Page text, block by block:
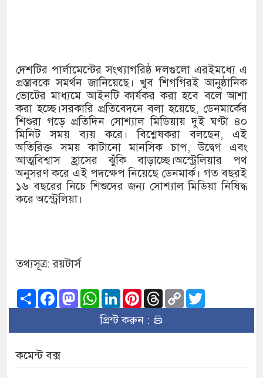
হামের উপসর্গে আরও ৬ প্রাণহানি,
অবশেষে পদত্যাগ করলেন ভারতের
জামায়াত ফেরেশতাদের দল নয়,
দেশটির পার্লামেন্টের সংখ্যাগরিষ্ঠ দলগুলো এরইমধ্যে এ
প্রস্তাবকে সমর্থন জানিয়েছে। খুব শিগগিরই আনুষ্ঠানিক
ভোটের মাধ্যমে আইনটি কার্যকর করা হবে বলে আশা
করা হচ্ছে।সরকারি প্রতিবেদনে বলা হয়েছে, ডেনমার্কের
শিশুরা গড়ে প্রতিদিন সোশ্যাল মিডিয়ায় দুই ঘণ্টা ৪০
মিনিট সময় ব্যয় করে। বিশ্লেষকরা বলছেন, এই
অতিরিক্ত সময় কাটানো মানসিক চাপ, উদ্বেগ এবং
আত্মবিশ্বাস হ্রাসের ঝুঁকি বাড়াচ্ছে।অস্ট্রেলিয়ার পথ
অনুসরণ করে এই পদক্ষেপ নিয়েছে ডেনমার্ক। গত বছরই
১৬ বছরের নিচে শিশুদের জন্য সোশ্যাল মিডিয়া নিষিদ্ধ
করে অস্ট্রেলিয়া।
তথ্যসূত্র: রয়টার্স
ShareFacebook
Mastodon
WhatsApp
LinkedInPinterest
Threads
Copy
Link
প্রিন্ট করুন :
কমেন্ট বক্স